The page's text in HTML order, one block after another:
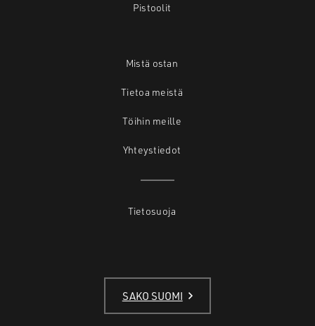
Pistoolit
Mistä ostan
Tietoa meistä
Töihin meille
Yhteystiedot
Tietosuoja
SAKO SUOMI